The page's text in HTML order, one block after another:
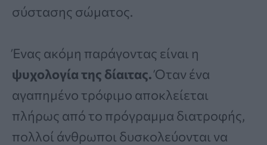
σύστασης σώματος.
Ένας ακόμη παράγοντας είναι η
ψυχολογία της δίαιτας.Όταν ένα
αγαπημένο τρόφιμο αποκλείεται
πλήρως από το πρόγραμμα διατροφής,
πολλοί άνθρωποι δυσκολεύονται να